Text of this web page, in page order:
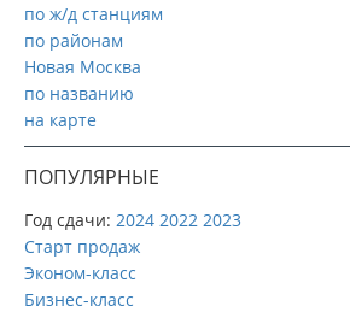
по ж/д станциям
по районам
Новая Москва
по названию
на карте
ПОПУЛЯРНЫЕ
Год сдачи: 2024 2022 2023
Старт продаж
Эконом-класс
Бизнес-класс